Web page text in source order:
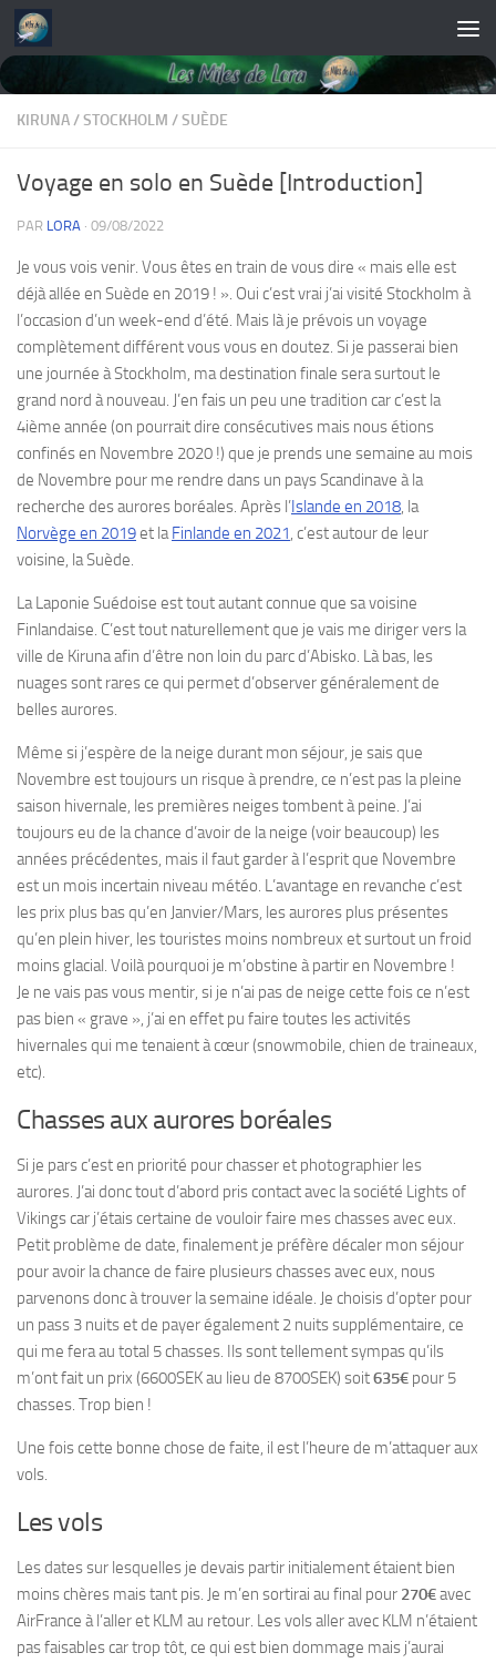
Skip to content
KIRUNA/STOCKHOLM /SUÈDE
Voyage en solo en Suède [Introduction]
PAR LORA · 09/08/2022
Je vous vois venir. Vous êtes en train de vous dire « mais elle est
déjà allée en Suède en 2019 ! ». Oui c’est vrai j’ai visité Stockholm à
l’occasion d’un week-end d’été. Mais là je prévois un voyage
complètement différent vous vous en doutez. Si je passerai bien
une journée à Stockholm, ma destination finale sera surtout le
grand nord à nouveau. J’en fais un peu une tradition car c’est la
4ième année (on pourrait dire consécutives mais nous étions
confinés en Novembre 2020 !) que je prends une semaine au mois
de Novembre pour me rendre dans un pays Scandinave à la
recherche des aurores boréales. Après l’Islande en 2018, la
Norvège en 2019et laFinlande en 2021, c’est autour de leur
voisine, la Suède.
La Laponie Suédoise est tout autant connue que sa voisine
Finlandaise. C’est tout naturellement que je vais me diriger vers la
ville de Kiruna afin d’être non loin du parc d’Abisko. Là bas, les
nuages sont rares ce qui permet d’observer généralement de
belles aurores.
Même si j’espère de la neige durant mon séjour, je sais que
Novembre est toujours un risque à prendre, ce n’est pas la pleine
saison hivernale, les premières neiges tombent à peine. J’ai
toujours eu de la chance d’avoir de la neige (voir beaucoup) les
années précédentes, mais il faut garder à l’esprit que Novembre
est un mois incertain niveau météo. L’avantage en revanche c’est
les prix plus bas qu’en Janvier/Mars, les aurores plus présentes
qu’en plein hiver, les touristes moins nombreux et surtout un froid
moins glacial. Voilà pourquoi je m’obstine à partir en Novembre !
Je ne vais pas vous mentir, si je n’ai pas de neige cette fois ce n’est
pas bien « grave », j’ai en effet pu faire toutes les activités
hivernales qui me tenaient à cœur (snowmobile, chien de traineaux,
etc).
Chasses aux aurores boréales
Si je pars c’est en priorité pour chasser et photographier les
aurores. J’ai donc tout d’abord pris contact avec la société Lights of
Vikings car j’étais certaine de vouloir faire mes chasses avec eux.
Petit problème de date, finalement je préfère décaler mon séjour
pour avoir la chance de faire plusieurs chasses avec eux, nous
parvenons donc à trouver la semaine idéale. Je choisis d’opter pour
un pass 3 nuits et de payer également 2 nuits supplémentaire, ce
qui me fera au total 5 chasses. Ils sont tellement sympas qu’ils
m’ont fait un prix (6600SEK au lieu de 8700SEK) soit635€ pour 5
chasses. Trop bien !
Une fois cette bonne chose de faite, il est l’heure de m’attaquer aux
vols.
Les vols
Les dates sur lesquelles je devais partir initialement étaient bien
moins chères mais tant pis. Je m’en sortirai au final pour 270€avec
AirFrance à l’aller et KLM au retour. Les vols aller avec KLM n’étaient
pas faisables car trop tôt, ce qui est bien dommage mais j’aurai